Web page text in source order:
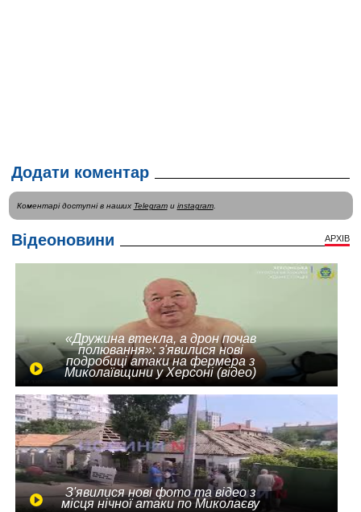
Додати коментар
Коментарі доступні в наших Telegramи instagram.
Відеоновини АРХІВ
«Дружина втекла, а дрон почав
полювання»: з'явилися нові
подробиці атаки на фермера з
Миколаївщини у Херсоні (відео)
З'явилися нові фото та відео з
місця нічної атаки по Миколаєву